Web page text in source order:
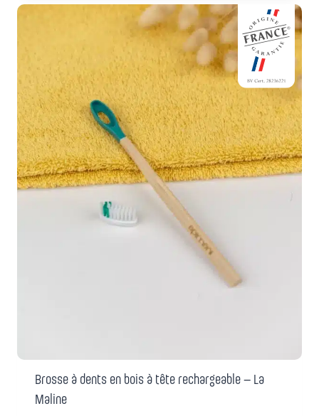
était : est :
Brosse à dents en bois à tête rechargeable – La
Maline